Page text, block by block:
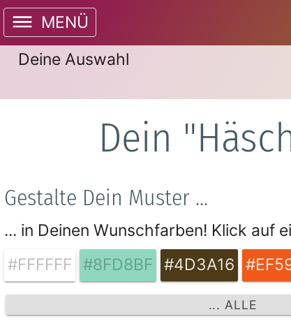
MENÜ
Deine Auswahl
Dein
Gestalte Dein Muster ...
... in Deinen Wunschfarben! Klick auf
#FFFFFF
#8FD8BF #4D3A16
... ALLE